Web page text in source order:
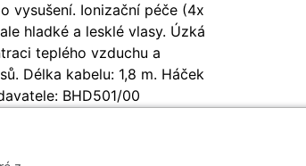
vysušení. Ionizační péče (4x
hladké a lesklé vlasy. Úzká
teplého vzduchu a
Délka kabelu: 1,8 m. Háček
BHD501/00